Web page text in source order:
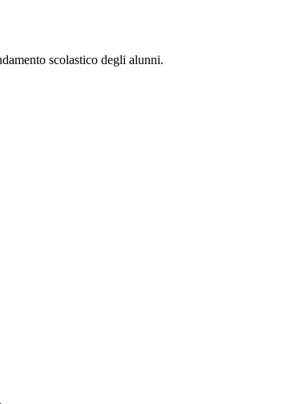
scolastico degli alunni.